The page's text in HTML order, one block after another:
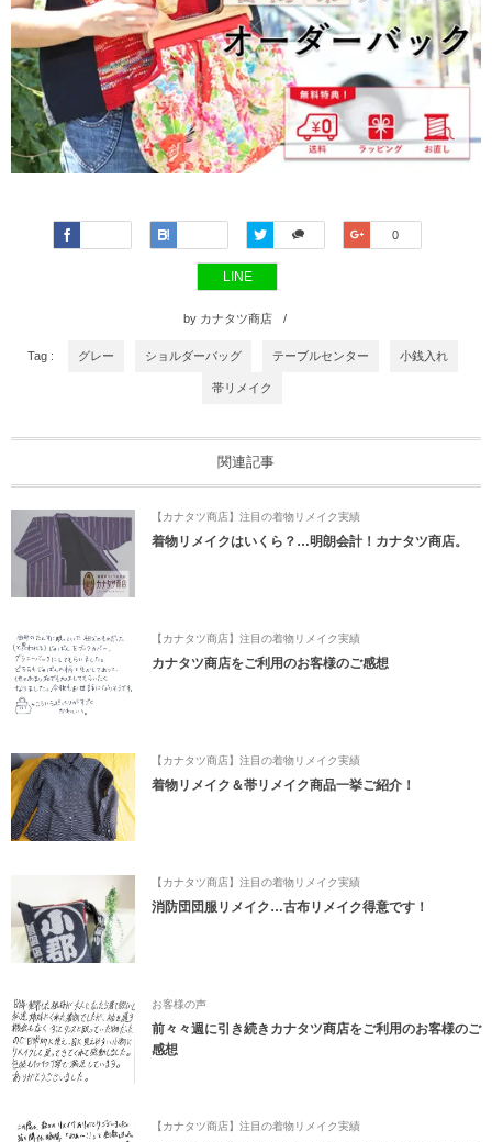
Twitter Google+
0
LINE
by カナタツ商店
Tag : グレー ショルダーバッグ テーブルセンター 小銭入れ
帯リメイク
関連記事
【カナタツ商店】注目の着物リメイク実績
着物リメイクはいくら？…明朗会計！カナタツ商店。
【カナタツ商店】注目の着物リメイク実績
カナタツ商店をご利用のお客様のご感想
【カナタツ商店】注目の着物リメイク実績
着物リメイク＆帯リメイク商品一挙ご紹介！
【カナタツ商店】注目の着物リメイク実績
消防団団服リメイク…古布リメイク得意です！
お客様の声
前々々週に引き続きカナタツ商店をご利用のお客様のご
感想
【カナタツ商店】注目の着物リメイク実績